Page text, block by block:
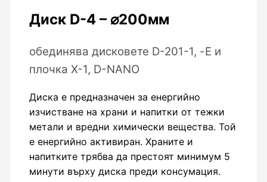
Диск D-4 – ⌀200мм
обединява дисковете D-201-1, -Е и
плочка Х-1, D-NANO
Диска е предназначен за енергийно
изчистване на храни и напитки от тежки
метали и вредни химически вещества. Той
е енергийно активиран. Храните и
напитките трябва да престоят минимум 5
минути върху диска преди консумация.